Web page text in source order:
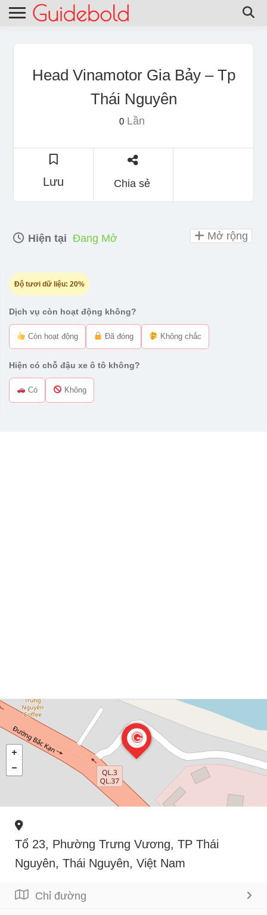
Head Vinamotor Gia Bảy – Tp
Thái Nguyên
0Lần
Lưu Chia sẻ
Hiện tại Đang Mở
Độ tươi dữ liệu: 20%
Dịch vụ còn hoạt động không?
Còn hoạt động Đã đóng Không chắc
Hiện có chỗ đậu xe ô tô không?
Có Không
Mở rộng
Tổ 23, Phường Trưng Vương, TP Thái
Nguyên, Thái Nguyên, Việt Nam
Chỉ đường